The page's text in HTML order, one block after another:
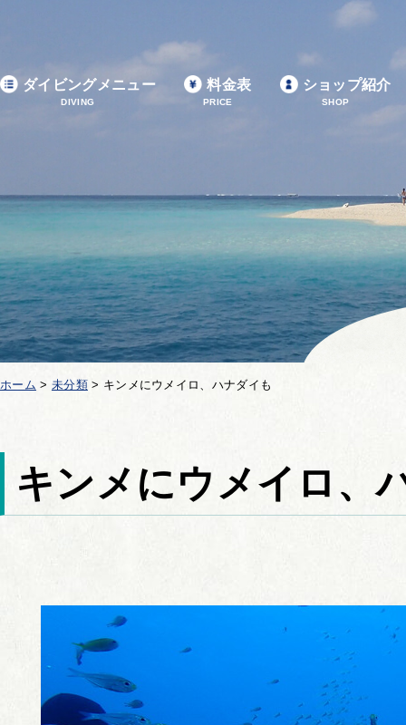
ダイビングメニュー
DIVING
料金表
PRICE
ショップ紹介
SHOP
ホーム > 未分類> キンメにウメイロ、ハナダイも
キンメにウメイロ、